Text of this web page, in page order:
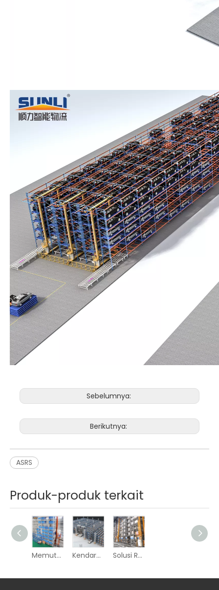
Sebelumnya:
Berikutnya:
ASRS
Produk-produk terkait
Memutar Stacker Kendaraan Antar-Jemput Empat Arah Solusi Racking Kedalaman Ganda